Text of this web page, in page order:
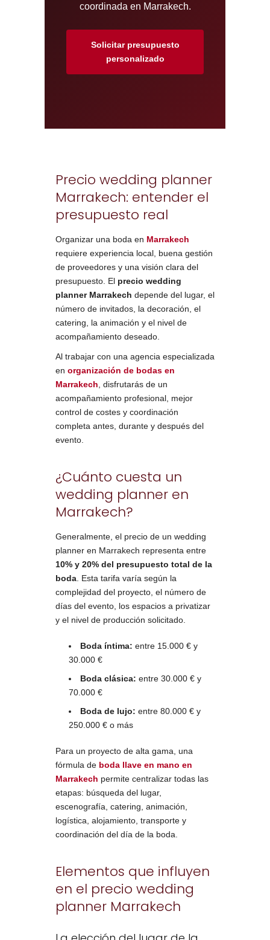
coordinada en Marrakech.
Solicitar presupuesto
personalizado
Precio wedding planner
Marrakech: entender el
presupuesto real
Organizar una boda en Marrakech
requiere experiencia local, buena gestión
de proveedores y una visión clara del
presupuesto. El precio wedding
planner Marrakech depende del lugar, el
número de invitados, la decoración, el
catering, la animación y el nivel de
acompañamiento deseado.
Al trabajar con una agencia especializada
en organización de bodas en
Marrakech , disfrutarás de un
acompañamiento profesional, mejor
control de costes y coordinación
completa antes, durante y después del
evento.
¿Cuánto cuesta un
wedding planner en
Marrakech?
Generalmente, el precio de un wedding
planner en Marrakech representa entre
10% y 20% del presupuesto total de la
boda . Esta tarifa varía según la
complejidad del proyecto, el número de
días del evento, los espacios a privatizar
y el nivel de producción solicitado.
Boda íntima: entre 15.000 € y
30.000 €
Boda clásica: entre 30.000 € y
70.000 €
Boda de lujo: entre 80.000 € y
250.000 € o más
Para un proyecto de alta gama, una
fórmula de boda llave en mano en
Marrakech permite centralizar todas las
etapas: búsqueda del lugar,
escenografía, catering, animación,
logística, alojamiento, transporte y
coordinación del día de la boda.
Elementos que influyen
en el precio wedding
planner Marrakech